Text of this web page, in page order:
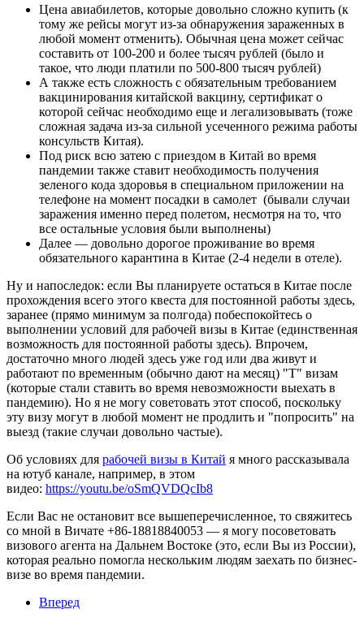
Цена авиабилетов, которые довольно сложно купить (к
тому же рейсы могут из-за обнаружения зараженных в
любой момент отменить). Обычная цена может сейчас
составить от 100-200 и более тысяч рублей (было и
такое, что люди платили по 500-800 тысяч рублей)
А также есть сложность с обязательным требованием
вакцинирования китайской вакцину, сертификат о
которой сейчас необходимо еще и легализовывать (тоже
сложная задача из-за сильной усеченного режима работы
консульств Китая).
Под риск всю затею с приездом в Китай во время
пандемии также ставит необходимость получения
зеленого кода здоровья в специальном приложении на
телефоне на момент посадки в самолет (бывали случаи
заражения именно перед полетом, несмотря на то, что
все остальные условия были выполнены)
Далее — довольно дорогое проживание во время
обязательного карантина в Китае (2-4 недели в отеле).
Ну и напоследок: если Вы планируете остаться в Китае после
прохождения всего этого квеста для постоянной работы здесь,
заранее (прямо минимум за полгода) побеспокойтесь о
выполнении условий для рабочей визы в Китае (единственная
возможность для постоянной работы здесь). Впрочем,
достаточно много людей здесь уже год или два живут и
работают по временным (обычно дают на месяц) "T" визам
(которые стали ставить во время невозможности выехать в
пандемию). Но я не могу советовать этот способ, поскольку
эту визу могут в любой момент не продлить и "попросить" на
выезд (такие случаи довольно частые).
Об условиях для рабочей визы в Китай я много рассказывала
на ютуб канале, например, в этом
видео: https://youtu.be/oSmQVDQcIb8
Если Вас не остановит все вышеперечисленное, то свяжитесь
со мной в Вичате +86-18818840053 — я могу посоветовать
визового агента на Дальнем Востоке (это, если Вы из России),
которая реально помогла нескольким людям заехать по бизнес-
визе во время пандемии.
Вперед